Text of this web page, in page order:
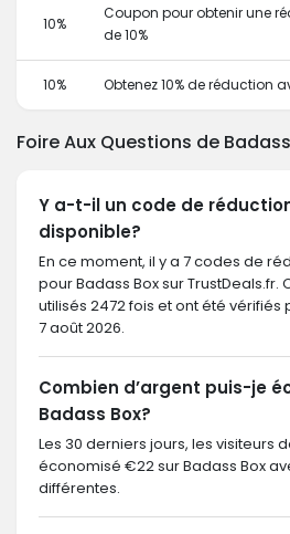
10%
Coupon pour obtenir une
de 10%
10% Obtenez 10% de réduction
Foire Aux Questions de
Y a-t-il un code de
disponible?
En ce moment, il y a 7 codes de
pour Badass Box sur TrustDeals.fr.
utilisés 2472 fois et ont été
7 août 2026.
Combien d’argent puis-je
Badass Box?
Les 30 derniers jours, les visiteurs
économisé €22 sur Badass Box
différentes.